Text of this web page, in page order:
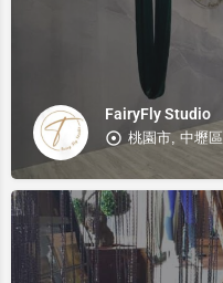
FairyFly Studio
桃園市, 中壢區